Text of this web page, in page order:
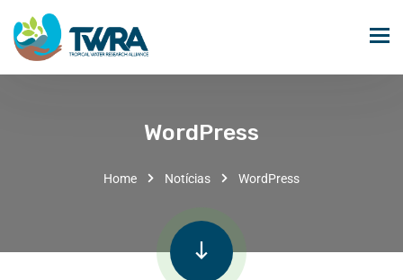
WordPress
Home Notícias WordPress